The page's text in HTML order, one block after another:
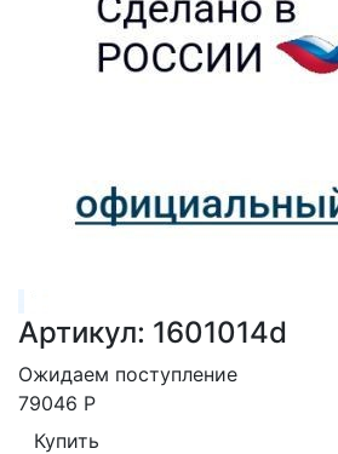
Артикул: 1601014d
Ожидаем поступление
79046 Р